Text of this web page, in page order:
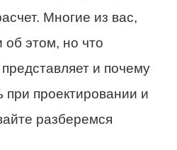
Многие из вас,
этом, но что
и почему
при проектировании и
разберемся